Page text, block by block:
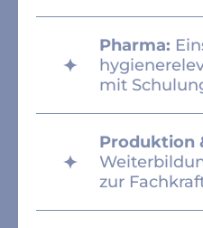
Pharma:
mit
Produktion
zur